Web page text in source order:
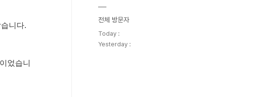
니다.
었습니
전체 방문자
Today :
Yesterday :